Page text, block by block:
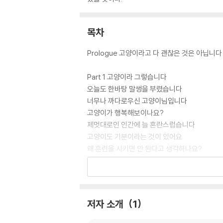
목차
Prologue 고양이라고 다 괜찮은 것은 아닙니다
Part 1 고양이라 그렇습니다
오늘도 한바탕 말썽을 부렸습니다
너무나 까다로우신 고양이님입니다
고양이가 행복해보이나요?
제멋대로인 인간에 늘 혼란스럽습니다
고양이도 기분이라는 것이 있어요
왜 훈련을 시키면 안 된다고 생각하나요?
몸이 아프면 하지 않던 행동을 할 수 있습니다
고양이는 영역 동물입니다
저자 소개 1